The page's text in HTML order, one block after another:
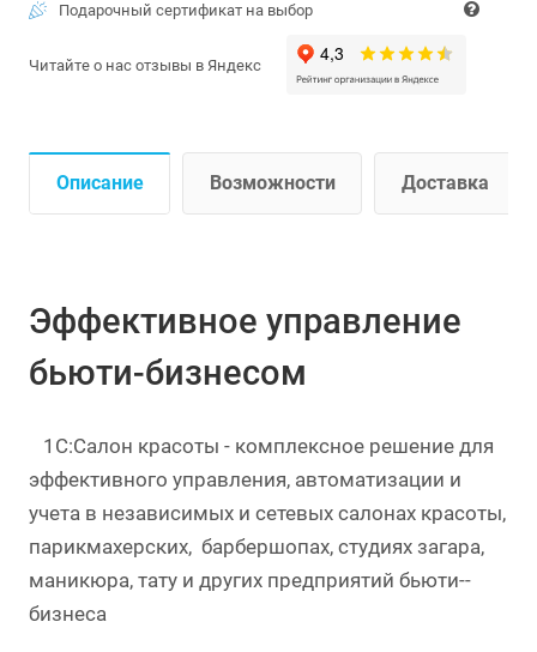
Подарочный сертификат на выбор
Читайте о нас отзывы в Яндекс
Описание Возможности Доставка
Эффективное управление
бьюти-бизнесом
1С:Салон красоты - комплексное решение для
эффективного управления, автоматизации и
учета в независимых и сетевых салонах красоты,
парикмахерских, барбершопах, студиях загара,
маникюра, тату и других предприятий бьюти-­
бизнеса